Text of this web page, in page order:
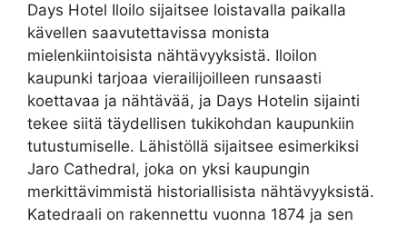
Days Hotel Iloilo sijaitsee loistavalla paikalla
kävellen saavutettavissa monista
mielenkiintoisista nähtävyyksistä. Iloilon
kaupunki tarjoaa vierailijoilleen runsaasti
koettavaa ja nähtävää, ja Days Hotelin sijainti
tekee siitä täydellisen tukikohdan kaupunkiin
tutustumiselle. Lähistöllä sijaitsee esimerkiksi
Jaro Cathedral, joka on yksi kaupungin
merkittävimmistä historiallisista nähtävyyksistä.
Katedraali on rakennettu vuonna 1874 ja sen